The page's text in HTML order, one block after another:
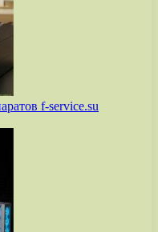
f-service.su